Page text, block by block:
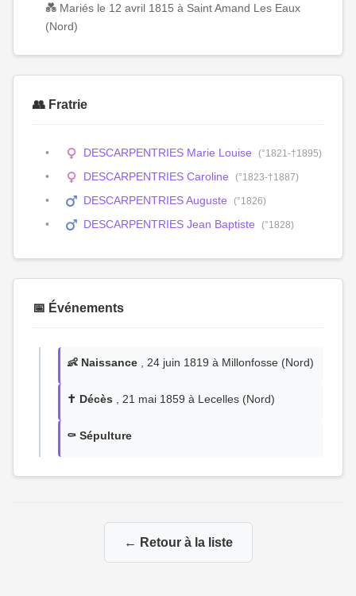
💑 Mariés le 12 avril 1815 à Saint Amand Les Eaux
(Nord)
👥 Fratrie
DESCARPENTRIES Marie Louise (°1821-†1895)
DESCARPENTRIES Caroline (°1823-†1887)
DESCARPENTRIES Auguste (°1826)
DESCARPENTRIES Jean Baptiste (°1828)
📅 Événements
👶 Naissance , 24 juin 1819 à Millonfosse (Nord)
✝️ Décès , 21 mai 1859 à Lecelles (Nord)
⚰️ Sépulture
← Retour à la liste